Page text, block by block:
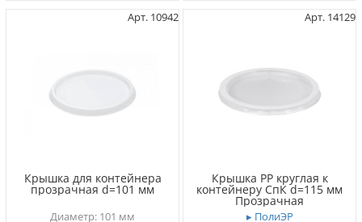
Арт. 10942
Крышка для контейнера
прозрачная d=101 мм
Диаметр: 101 мм
Арт. 14129
Крышка PP круглая к
контейнеру СпК d=115 мм
Прозрачная
▸ ПолиЭР